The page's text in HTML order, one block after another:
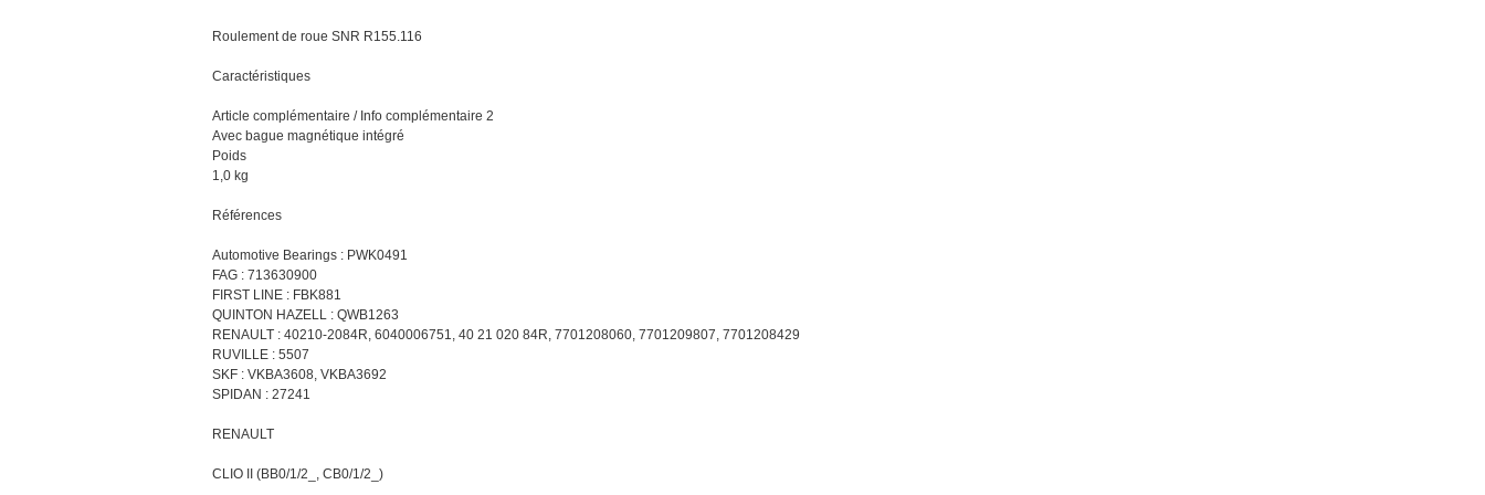
Roulement de roue SNR R155.116
Caractéristiques
Article complémentaire / Info complémentaire 2
Avec bague magnétique intégré
Poids
1,0 kg
Références
Automotive Bearings : PWK0491
FAG : 713630900
FIRST LINE : FBK881
QUINTON HAZELL : QWB1263
RENAULT : 40210-2084R, 6040006751, 40 21 020 84R, 7701208060, 7701209807, 7701208429
RUVILLE : 5507
SKF : VKBA3608, VKBA3692
SPIDAN : 27241
RENAULT
CLIO II (BB0/1/2_, CB0/1/2_)